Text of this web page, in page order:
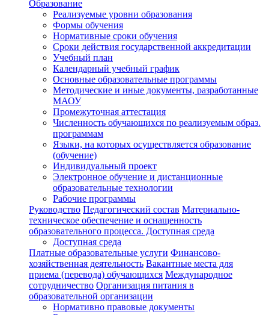
Образование
Реализуемые уровни образования
Формы обучения
Нормативные сроки обучения
Сроки действия государственной аккредитации
Учебный план
Календарный учебный график
Основные образовательные программы
Методические и иные документы, разработанные
МАОУ
Промежуточная аттестация
Численность обучающихся по реализуемым образ.
программам
Языки, на которых осуществляется образование
(обучение)
Индивидуальный проект
Электронное обучение и дистанционные
образовательные технологии
Рабочие программы
Руководство Педагогический состав Материально-
техническое обеспечение и оснащенность
образовательного процесса. Доступная среда
Доступная среда
Платные образовательные услуги Финансово-
хозяйственная деятельность Вакантные места для
приема (перевода) обучающихся Международное
сотрудничество Организация питания в
образовательной организации
Нормативно правовые документы